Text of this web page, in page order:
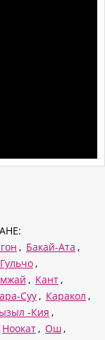
, Бакай-Ата ,
Гульчо ,
, Кант ,
Суу , Каракол ,
-Кия ,
Ноокат , Ош ,